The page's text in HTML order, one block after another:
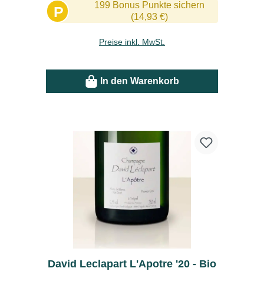
P
199 Bonus Punkte sichern
(14,93 €)
Preise inkl. MwSt.
In den Warenkorb
David Leclapart L'Apotre '20 - Bio